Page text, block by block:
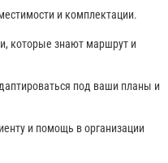
и комплектации.
которые знают маршрут и
под ваши планы и
и помощь в организации